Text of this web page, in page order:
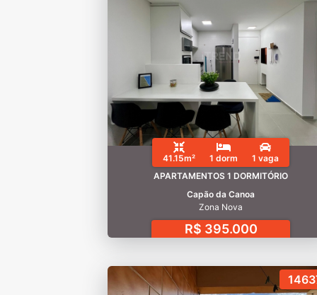
41.15m² 1 dorm
1 vaga
APARTAMENTOS 1 DORMITÓRIO
Capão da Canoa
Zona Nova
R$ 395.000